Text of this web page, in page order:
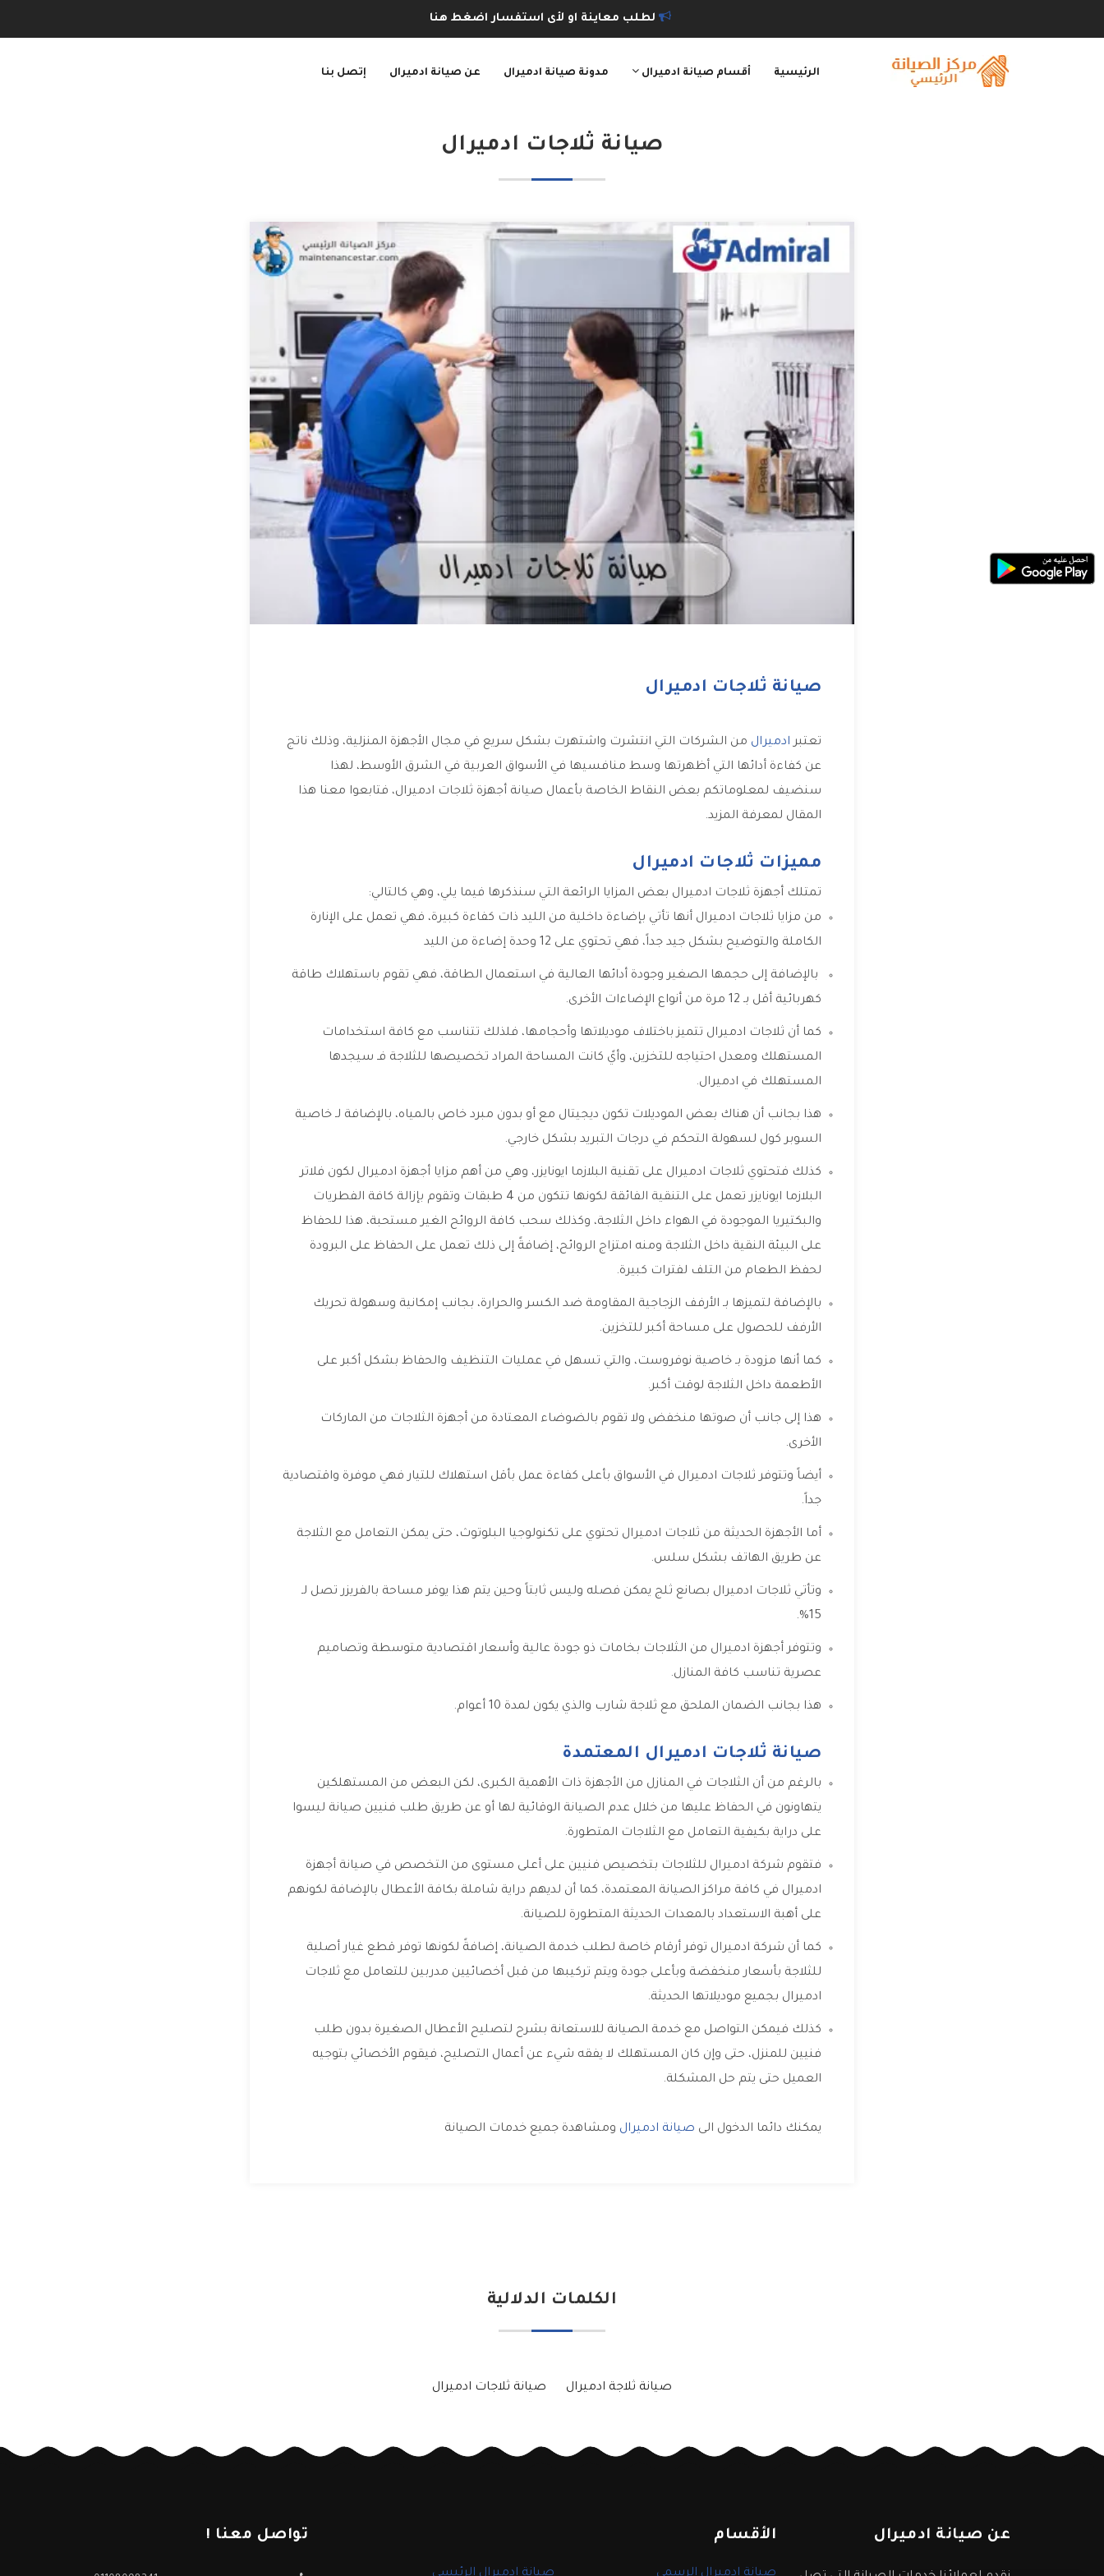
لطلب معاينة او لأى استفسار اضغط هنا
الرئيسية أقسام صيانة ادميرال مدونة صيانة ادميرال عن صيانة ادميرال إتصل بنا
صيانة ثلاجات ادميرال
صيانة ثلاجات ادميرال
تعتبر ادميرال من الشركات التي انتشرت واشتهرت بشكل سريع في مجال الأجهزة المنزلية، وذلك ناتج
عن كفاءة أدائها التي أظهرتها وسط منافسيها في الأسواق العربية في الشرق الأوسط، لهذا
سنضيف لمعلوماتكم بعض النقاط الخاصة بأعمال صيانة أجهزة ثلاجات ادميرال، فتابعوا معنا هذا
المقال لمعرفة المزيد.
مميزات ثلاجات ادميرال
تمتلك أجهزة ثلاجات ادميرال بعض المزايا الرائعة التي سنذكرها فيما يلي، وهي كالتالي:
من مزايا ثلاجات ادميرال أنها تأتي بإضاءة داخلية من الليد ذات كفاءة كبيرة، فهي تعمل على الإنارة
الكاملة والتوضيح بشكل جيد جداً، فهي تحتوي على 12 وحدة إضاءة من الليد
بالإضافة إلى حجمها الصغير وجودة أدائها العالية في استعمال الطاقة، فهي تقوم باستهلاك طاقة
كهربائية أقل بـ 12 مرة من أنواع الإضاءات الأخرى.
كما أن ثلاجات ادميرال تتميز باختلاف موديلاتها وأحجامها، فلذلك تتناسب مع كافة استخدامات
المستهلك ومعدل احتياجه للتخزين، وأيً كانت المساحة المراد تخصيصها للثلاجة فـ سيجدها
المستهلك في ادميرال.
هذا بجانب أن هناك بعض الموديلات تكون ديجيتال مع أو بدون مبرد خاص بالمياه، بالإضافة لـ خاصية
السوبر كول لسهولة التحكم في درجات التبريد بشكل خارجي.
كذلك فتحتوي ثلاجات ادميرال على تقنية البلازما ايونايزر، وهي من أهم مزايا أجهزة ادميرال لكون فلاتر
البلازما ايونايزر تعمل على التنقية الفائقة لكونها تتكون من 4 طبقات وتقوم بإزالة كافة الفطريات
والبكتيريا الموجودة في الهواء داخل الثلاجة، وكذلك سحب كافة الروائح الغير مستحبة، هذا للحفاظ
على البيئة النقية داخل الثلاجة ومنه امتزاج الروائح، إضافةً إلى ذلك تعمل على الحفاظ على البرودة
لحفظ الطعام من التلف لفترات كبيرة.
بالإضافة لتميزها بـ الأرفف الزجاجية المقاومة ضد الكسر والحرارة، بجانب إمكانية وسهولة تحريك
الأرفف للحصول على مساحة أكبر للتخزين.
كما أنها مزودة بـ خاصية نوفروست، والتي تسهل في عمليات التنظيف والحفاظ بشكل أكبر على
الأطعمة داخل الثلاجة لوقت أكبر.
هذا إلى جانب أن صوتها منخفض ولا تقوم بالضوضاء المعتادة من أجهزة الثلاجات من الماركات
الأخرى.
أيضاً وتتوفر ثلاجات ادميرال في الأسواق بأعلى كفاءة عمل بأقل استهلاك للتيار فهي موفرة واقتصادية
جداً.
أما الأجهزة الحديثة من ثلاجات ادميرال تحتوي على تكنولوجيا البلوتوث، حتى يمكن التعامل مع الثلاجة
عن طريق الهاتف بشكل سلس.
وتأتي ثلاجات ادميرال بصانع ثلج يمكن فصله وليس ثابتاً وحين يتم هذا يوفر مساحة بالفريزر تصل لـ
15%.
وتتوفر أجهزة ادميرال من الثلاجات بخامات ذو جودة عالية وأسعار اقتصادية متوسطة وتصاميم
عصرية تناسب كافة المنازل.
هذا بجانب الضمان الملحق مع ثلاجة شارب والذي يكون لمدة 10 أعوام.
صيانة ثلاجات ادميرال المعتمدة
بالرغم من أن الثلاجات في المنازل من الأجهزة ذات الأهمية الكبرى، لكن البعض من المستهلكين
يتهاونون في الحفاظ عليها من خلال عدم الصيانة الوقائية لها أو عن طريق طلب فنيين صيانة ليسوا
على دراية بكيفية التعامل مع الثلاجات المتطورة.
فتقوم شركة ادميرال للثلاجات بتخصيص فنيين على أعلى مستوى من التخصص في صيانة أجهزة
ادميرال في كافة مراكز الصيانة المعتمدة، كما أن لديهم دراية شاملة بكافة الأعطال بالإضافة لكونهم
على أهبة الاستعداد بالمعدات الحديثة المتطورة للصيانة.
كما أن شركة ادميرال توفر أرقام خاصة لطلب خدمة الصيانة، إضافةً لكونها توفر قطع غيار أصلية
للثلاجة بأسعار منخفضة وبأعلى جودة ويتم تركيبها من قبل أخصائيين مدربين للتعامل مع ثلاجات
ادميرال بجميع موديلاتها الحديثة.
كذلك فيمكن التواصل مع خدمة الصيانة للاستعانة بشرح لتصليح الأعطال الصغيرة بدون طلب
فنيين للمنزل، حتى وإن كان المستهلك لا يفقه شيء عن أعمال التصليح، فيقوم الأخصائي بتوجيه
العميل حتى يتم حل المشكلة.
يمكنك دائما الدخول الى صيانة ادميرال ومشاهدة جميع خدمات الصيانة
الكلمات الدلالية
صيانة ثلاجة ادميرال صيانة ثلاجات ادميرال
عن صيانة ادميرال الأقسام تواصل معنا !